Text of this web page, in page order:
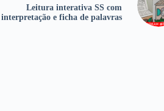
Leitura interativa SS com
interpretação e ficha de palavras